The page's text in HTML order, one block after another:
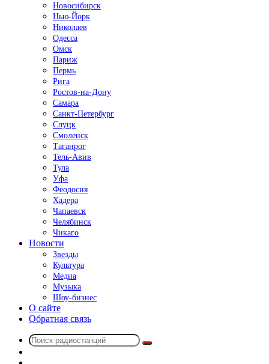
Новосибирск
Нью-Йорк
Николаев
Одесса
Омск
Париж
Пермь
Рига
Ростов-на-Дону
Самара
Санкт-Петербург
Слуцк
Смоленск
Таганрог
Тель-Авив
Тула
Уфа
Феодосия
Хадера
Чапаевск
Челябинск
Чикаго
Новости
Звезды
Культура
Медиа
Музыка
Шоу-бизнес
О сайте
Обратная связь
Поиск